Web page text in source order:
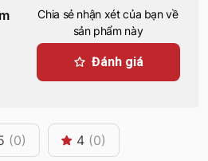
Chia sẻ nhận xét của bạn về
sản phẩm này
Đánh giá
(0) 4 (0)